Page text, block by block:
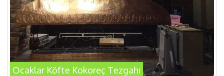
Ocaklar Köfte Kokoreç Tezgahı